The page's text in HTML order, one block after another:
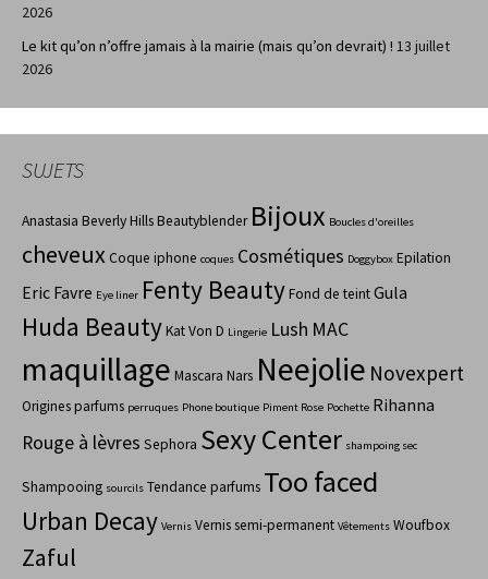
2026
Le kit qu’on n’offre jamais à la mairie (mais qu’on devrait) ! 13 juillet
2026
SUJETS
Anastasia Beverly HillsBeautyblender Bijoux Boucles d'oreilles
cheveuxCoque iphone coques Cosmétiques Doggybox Epilation
Eric Favre Eye liner Fenty BeautyFond de teintGula
Huda BeautyKat Von D Lingerie Lush MAC
maquillage Mascara Nars Neejolie Novexpert
Origines parfums perruques Phone boutique Piment Rose Pochette Rihanna
Rouge à lèvres Sephora Sexy Center shampoing sec
Shampooing sourcils Tendance parfums Too faced
Urban Decay Vernis Vernis semi-permanent Vêtements Woufbox
Zaful